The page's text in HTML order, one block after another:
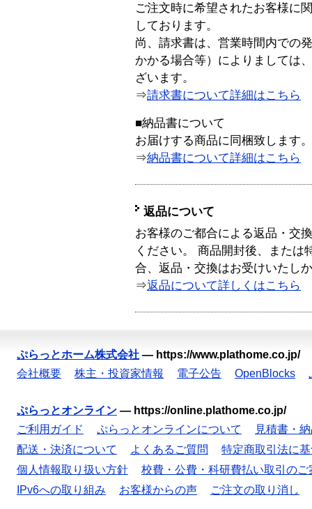
ご注文時に希望されたお客様に
しております。
尚、請求書は、営業時間内での
かかる場合等）によりましては
ざいます。
⇒請求書について詳細はこちら
■納品書について
お届けする商品に同梱致します。
⇒納品書について詳細はこちら
返品について
お客様のご都合による返品・交
ください。 商品開封後、または
合、返品・交換はお受けいたし
⇒返品について詳しくはこちら
ぷらっとホーム株式会社 — https://www.plathome.co.jp/
会社概要
株主・投資家情報 電子公告 OpenBlocks
ぷらっとオンライン — https://online.plathome.co.jp/
ご利用ガイド
ぷらっとオンラインについて
見積書・
配送・決済について
よくあるご質問
特定商取引法に
個人情報取り扱い方針
校費・公費・科研費払い取引のご
IPv6への取り組み
お客様からの声 ご注文の取り消し